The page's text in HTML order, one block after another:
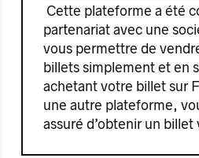
Cette plateforme a été
partenariat avec une
vous permettre de
billets simplement et en
achetant votre billet sur
une autre plateforme,
assuré d’obtenir un billet